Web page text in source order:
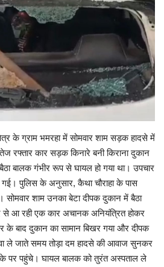
के ग्राम भमरहा में सोमवार शाम सड़क हादसे में
रफ्तार कार सड़क किनारे बनी किराना दुकान
बालक गंभीर रूप से घायल हो गया था। उपचार
गई। पुलिस के अनुसार, कैथा चौराहा के पास
सोमवार शाम उनका बेटा दीपक दुकान में बैठा
से आ रही एक कार अचानक अनियंत्रित होकर
बाद दुकान का सामान बिखर गया और दीपक
ले जाते समय तोड़ा दम हादसे की आवाज सुनकर
पर पहुंचे। घायल बालक को तुरंत अस्पताल ले